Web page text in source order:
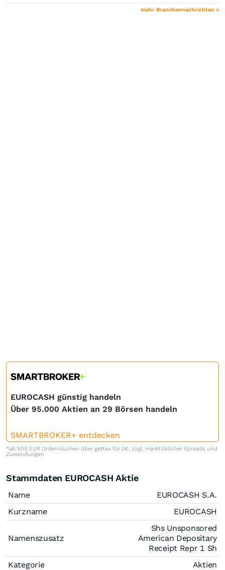
mehr Branchennachrichten »
EUROCASH günstig handeln
Über 95.000 Aktien an 29 Börsen handeln
SMARTBROKER+ entdecken
*ab 500 EUR Ordervolumen über gettex für 0€, zzgl. marktüblicher Spreads und
Zuwendungen
Stammdaten EUROCASH Aktie
Name
EUROCASH S.A.
Kurzname
EUROCASH
Namenszusatz
Shs Unsponsored
American Depositary
Receipt Repr 1 Sh
Kategorie
Aktien